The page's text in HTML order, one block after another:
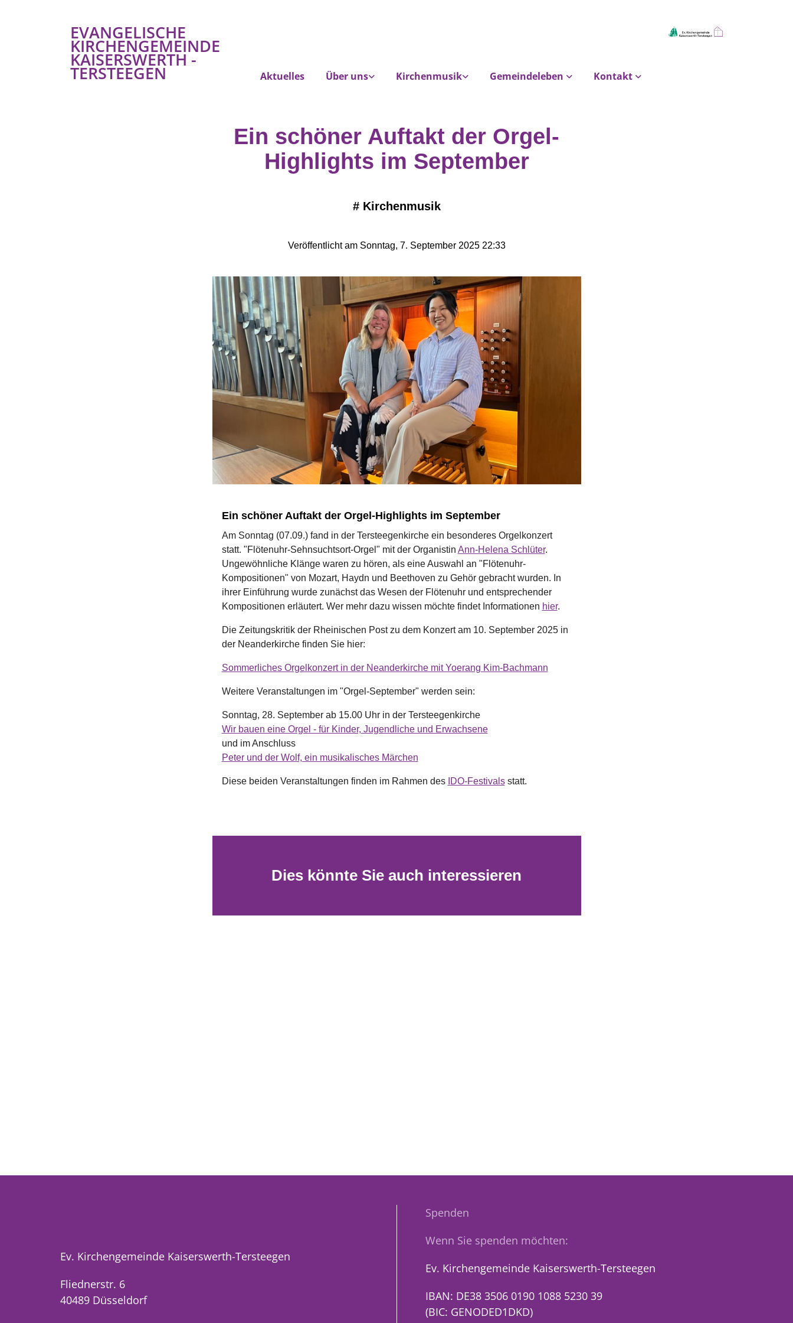
EVANGELISCHE
KIRCHENGEMEINDE
KAISERSWERTH -
TERSTEEGEN Aktuelles Über uns Kirchenmusik Gemeindeleben Kontakt
Ein schöner Auftakt der Orgel-
Highlights im September
# Kirchenmusik
Veröffentlicht am Sonntag, 7. September 2025 22:33
Ein schöner Auftakt der Orgel-Highlights im September
Am Sonntag (07.09.) fand in der Tersteegenkirche ein besonderes Orgelkonzert
statt. "Flötenuhr-Sehnsuchtsort-Orgel" mit der Organistin Ann-Helena Schlüter.
Ungewöhnliche Klänge waren zu hören, als eine Auswahl an "Flötenuhr-
Kompositionen" von Mozart, Haydn und Beethoven zu Gehör gebracht wurden. In
ihrer Einführung wurde zunächst das Wesen der Flötenuhr und entsprechender
Kompositionen erläutert. Wer mehr dazu wissen möchte findet Informationen hier.
Die Zeitungskritik der Rheinischen Post zu dem Konzert am 10. September 2025 in
der Neanderkirche finden Sie hier:
Sommerliches Orgelkonzert in der Neanderkirche mit Yoerang Kim-Bachmann
Weitere Veranstaltungen im "Orgel-September" werden sein:
Sonntag, 28. September ab 15.00 Uhr in der Tersteegenkirche
Wir bauen eine Orgel - für Kinder, Jugendliche und Erwachsene
und im Anschluss
Peter und der Wolf, ein musikalisches Märchen
Diese beiden Veranstaltungen finden im Rahmen des IDO-Festivalsstatt.
Dies könnte Sie auch interessieren
Ev. Kirchengemeinde Kaiserswerth-Tersteegen
Fliednerstr. 6
40489 Düsseldorf
Spenden
Wenn Sie spenden möchten:
Ev. Kirchengemeinde Kaiserswerth-Tersteegen
IBAN: DE38 3506 0190 1088 5230 39
(BIC: GENODED1DKD)